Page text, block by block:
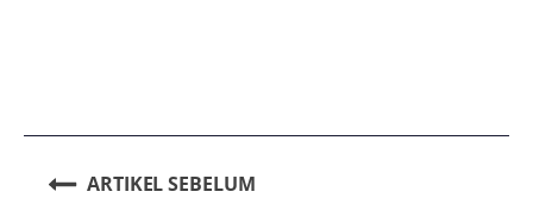
ARTIKEL SEBELUM